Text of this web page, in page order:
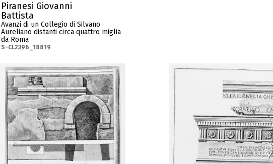
Piranesi Giovanni
Battista
Avanzi di un Collegio di Silvano
Aureliano distanti circa quattro miglia
da Roma
S-CL2396_18819